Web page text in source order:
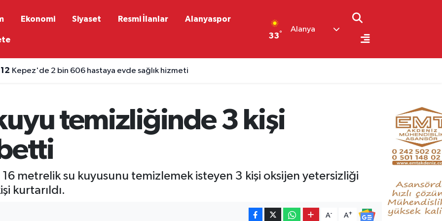
Ekonomi Siyaset Resmi İlanlar Alanyaspor
33°
Alanya
Kepez'de 2 bin 606 hastaya evde sağlık hizmeti
temizliğinde 3 kişi
metrelik su kuyusunu temizlemek isteyen 3 kişi oksijen yetersizliği
kurtarıldı.
A- A+